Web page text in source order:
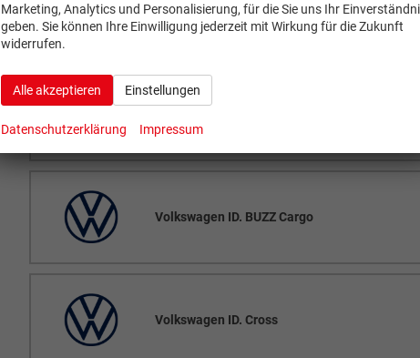
Volkswagen Grand California
Volkswagen ID. BUZZ Cargo
Volkswagen ID. Cross
Marketing, Analytics und Personalisierung, für die Sie uns Ihr
geben. Sie können Ihre Einwilligung jederzeit mit Wirkung für die Zukunft
widerrufen.
Alle akzeptieren Einstellungen
Datenschutzerklärung Impressum